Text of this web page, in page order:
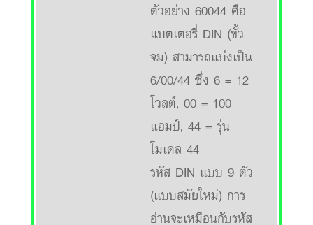
ตัวอย่าง 60044 คือ
แบตเตอรี่ DIN (ขั้ว
จม) สามารถแบ่งเป็น
6/00/44 ซึ่ง 6 = 12
โวลต์, 00 = 100
แอมป์, 44 = รุ่น
โมเดล 44
รหัส DIN แบบ 9 ตัว
(แบบสมัยใหม่) การ
อ่านจะเหมือนกับรหัส